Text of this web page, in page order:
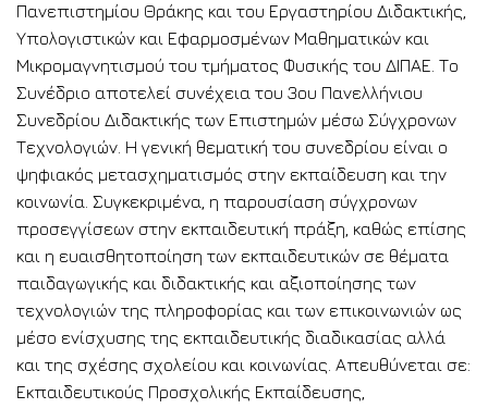
Πανεπιστημίου Θράκης και του Εργαστηρίου Διδακτικής,
Υπολογιστικών και Εφαρμοσμένων Μαθηματικών και
Μικρομαγνητισμού του τμήματος Φυσικής του ΔΙΠΑΕ. Το
Συνέδριο αποτελεί συνέχεια του 3ου Πανελλήνιου
Συνεδρίου Διδακτικής των Επιστημών μέσω Σύγχρονων
Τεχνολογιών. Η γενική θεματική του συνεδρίου είναι ο
ψηφιακός μετασχηματισμός στην εκπαίδευση και την
κοινωνία. Συγκεκριμένα, η παρουσίαση σύγχρονων
προσεγγίσεων στην εκπαιδευτική πράξη, καθώς επίσης
και η ευαισθητοποίηση των εκπαιδευτικών σε θέματα
παιδαγωγικής και διδακτικής και αξιοποίησης των
τεχνολογιών της πληροφορίας και των επικοινωνιών ως
μέσο ενίσχυσης της εκπαιδευτικής διαδικασίας αλλά
και της σχέσης σχολείου και κοινωνίας. Απευθύνεται σε:
Εκπαιδευτικούς Προσχολικής Εκπαίδευσης,